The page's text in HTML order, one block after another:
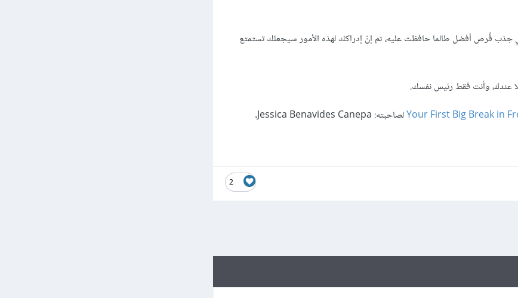
في جذب فُرص أفضل طالما حافظت عليه، ثم إنّ إدراكك لهذه الأمور سيجعلك تستمتع
عندك، وأنت فقط رئيس نفسك.
Your First Big Break inلصاحبته: Jessica Benavides Canepa.
2